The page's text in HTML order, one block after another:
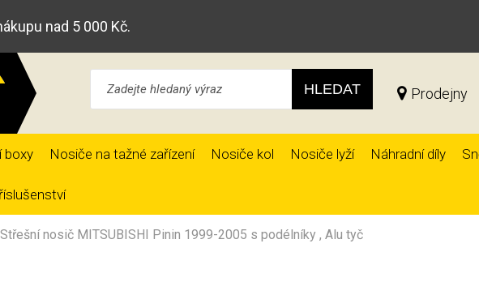
nad 5 000 Kč.
HLEDAT Prodejny
boxy Nosiče na tažné zařízení Nosiče kol Nosiče lyží Náhradní díly
Střešní nosič MITSUBISHI Pinin 1999-2005 s podélníky , Alu tyč